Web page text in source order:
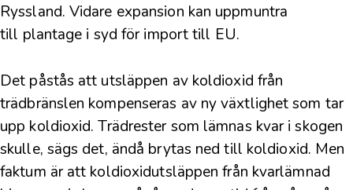
Ryssland. Vidare expansion kan uppmuntra
till plantage i syd för import till EU.
Det påstås att utsläppen av koldioxid från
trädbränslen kompenseras av ny växtlighet som tar
upp koldioxid. Trädrester som lämnas kvar i skogen
skulle, sägs det, ändå brytas ned till koldioxid. Men
faktum är att koldioxidutsläppen från kvarlämnad